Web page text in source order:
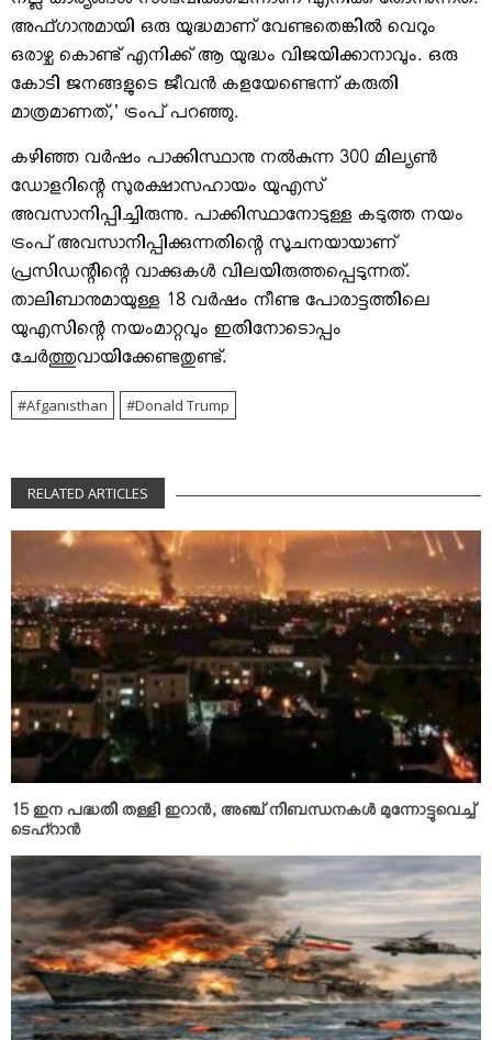
അഫ്ഗാനുമായി ഒരു യുദ്ധമാണ് വേണ്ടതെങ്കില്‍ വെറും
ഒരാഴ്ച കൊണ്ട് എനിക്ക് ആ യുദ്ധം വിജയിക്കാനാവും. ഒരു
കോടി ജനങ്ങളുടെ ജീവന്‍ കളയേണ്ടെന്ന് കരുതി
മാത്രമാണത്,’ ട്രംപ് പറഞ്ഞു.
കഴിഞ്ഞ വര്‍ഷം പാക്കിസ്ഥാനു നല്‍കുന്ന 300 മില്യണ്‍
ഡോളറിന്റെ സുരക്ഷാസഹായം യുഎസ്
അവസാനിപ്പിച്ചിരുന്നു. പാക്കിസ്ഥാനോടുള്ള കടുത്ത നയം
ട്രംപ് അവസാനിപ്പിക്കുന്നതിന്റെ സൂചനയായാണ്
പ്രസിഡന്റിന്റെ വാക്കുകള്‍ വിലയിരുത്തപ്പെടുന്നത്.
താലിബാനുമായുള്ള 18 വര്‍ഷം നീണ്ട പോരാട്ടത്തിലെ
യുഎസിന്റെ നയംമാറ്റവും ഇതിനോടൊപ്പം
ചേര്‍ത്തുവായിക്കേണ്ടതുണ്ട്.
Afganisthan Donald Trump
RELATED ARTICLES
15 ഇന പദ്ധതി തള്ളി ഇറാന്‍; അഞ്ച് നിബന്ധനകള്‍ മുന്നോട്ടുവെച്ച്
ടെഹ്റാന്‍